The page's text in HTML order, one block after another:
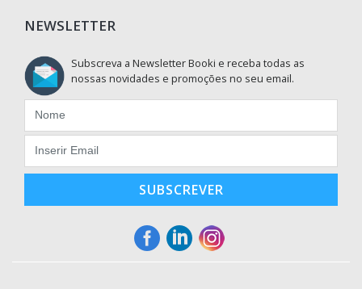
NEWSLETTER
Subscreva a Newsletter Booki e receba todas as
nossas novidades e promoções no seu email.
SUBSCREVER